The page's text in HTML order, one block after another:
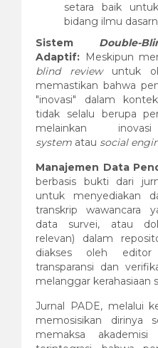
setara baik
bidang ilmu
Sistem Double-
Adaptif: Meskipun
blind reviewuntuk
memastikan bahwa
"inovasi" dalam
tidak selalu berupa
melainkan
system atau social
Manajemen Data
berbasis bukti dari
untuk menyediakan
transkrip wawancara
data survei, atau
relevan) dalam
diakses oleh
transparansi dan
melanggar kerahasiaan
Jurnal PADE, melalui
memosisikan dirinya
memaksa